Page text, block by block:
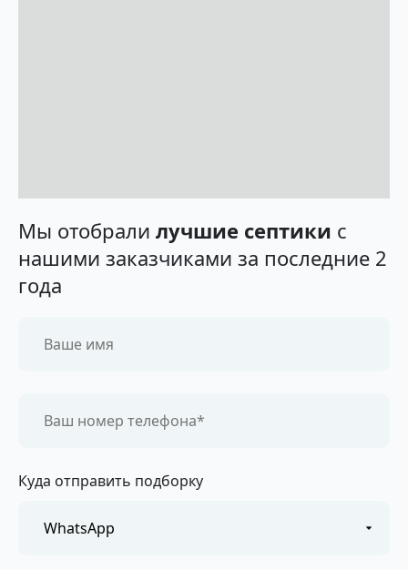
Мы отобрали лучшие септики с
нашими заказчиками за последние 2
года
Куда отправить подборку